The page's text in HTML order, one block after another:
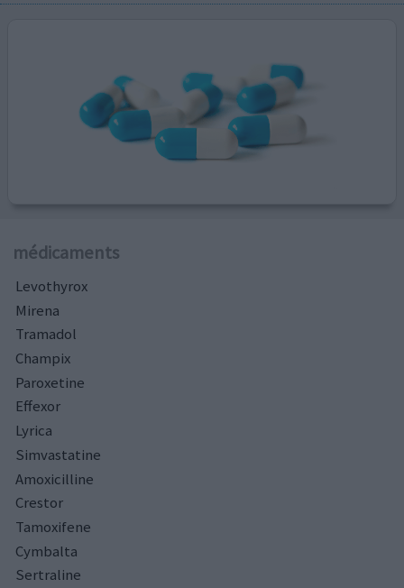
médicaments
Levothyrox
Mirena
Tramadol
Champix
Paroxetine
Effexor
Lyrica
Simvastatine
Amoxicilline
Crestor
Tamoxifene
Cymbalta
Sertraline